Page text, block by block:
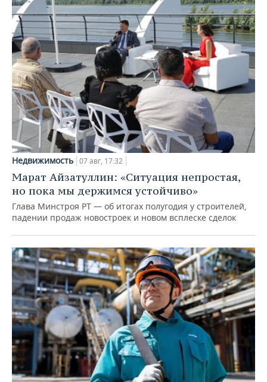
Недвижимость 07 авг, 17:32
Марат Айзатуллин: «Ситуация непростая,
но пока мы держимся устойчиво»
Глава Минстроя РТ — об итогах полугодия у строителей,
падении продаж новостроек и новом всплеске сделок